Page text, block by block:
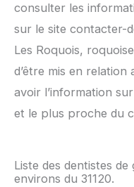
consulter les
sur le site contacter-
Les Roquois,
d’être mis en
avoir l’information
et le plus proche du
Liste des dentistes
environs du 31120.